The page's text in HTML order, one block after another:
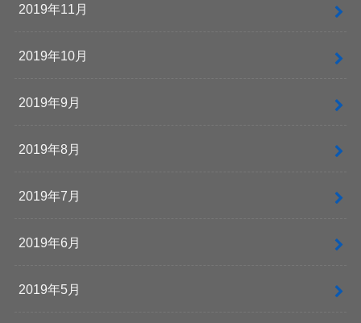
2019年11月
2019年10月
2019年9月
2019年8月
2019年7月
2019年6月
2019年5月